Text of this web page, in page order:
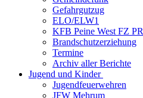
Gefahrgutzug
ELO/ELW1
KFB Peine West FZ PR
Brandschutzerziehung
Termine
Archiv aller Berichte
Jugend und Kinder
Jugendfeuerwehren
JFW Mehrum